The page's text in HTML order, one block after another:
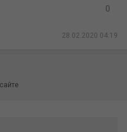
28.02.2020 04:19
0